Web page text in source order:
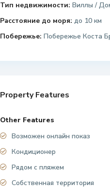
Тип недвижимости: Виллы /
Расстояние до моря: до 10 км
Побережье: Побережье Коста
Property Features
Other Features
Возможен онлайн показ
Кондиционер
Рядом с пляжем
Собственная территория